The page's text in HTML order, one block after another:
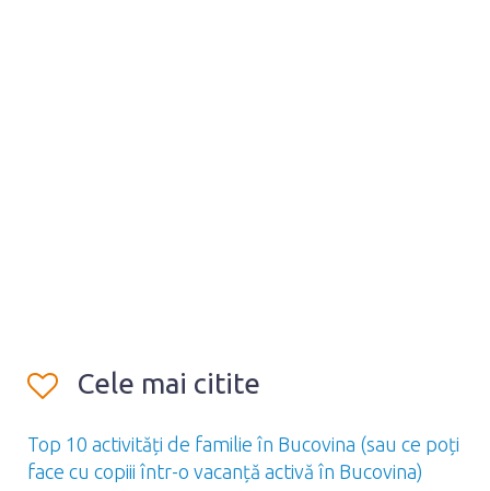
Cele mai citite
Top 10 activități de familie în Bucovina (sau ce poți
face cu copiii într-o vacanță activă în Bucovina)